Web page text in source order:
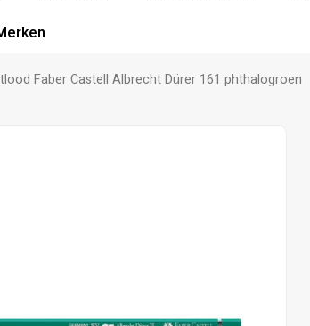
Faber Castell Albrecht Dürer 161 phthalogroen